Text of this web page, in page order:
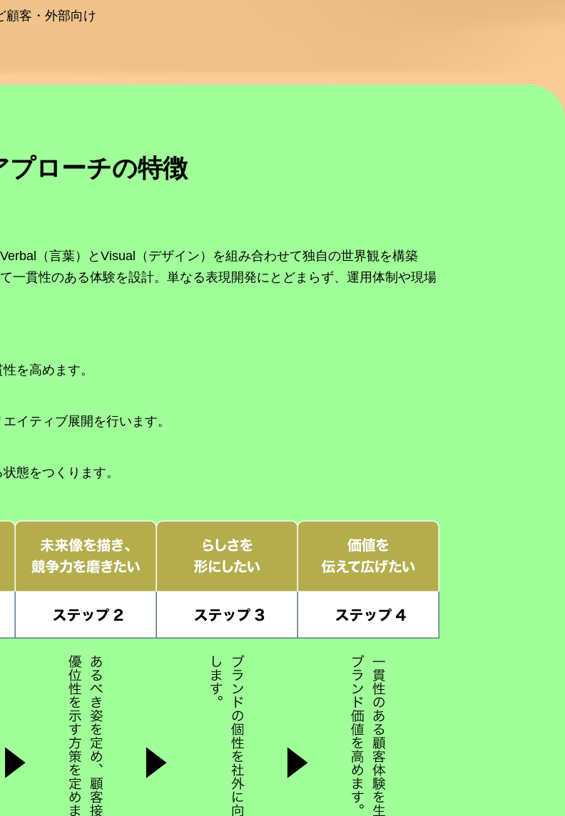
顧客・外部向け
プローチの特徴
（言葉）とVisual（デザイン）を組み合わせて独自の世界観を構築
一貫性のある体験を設計。単なる表現開発にとどまらず、運用体制や現場
を高めます。
イティブ展開を行います。
態をつくります。